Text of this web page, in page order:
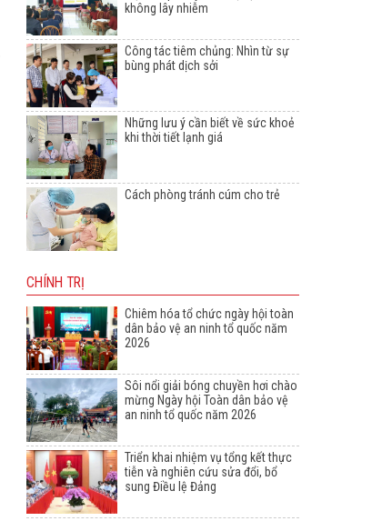
không lây nhiễm
Công tác tiêm chủng: Nhìn từ sự
bùng phát dịch sởi
Những lưu ý cần biết về sức khoẻ
khi thời tiết lạnh giá
Cách phòng tránh cúm cho trẻ
CHÍNH TRỊ
Chiêm hóa tổ chức ngày hội toàn
dân bảo vệ an ninh tổ quốc năm
2026
Sôi nổi giải bóng chuyền hơi chào
mừng Ngày hội Toàn dân bảo vệ
an ninh tổ quốc năm 2026
Triển khai nhiệm vụ tổng kết thực
tiễn và nghiên cứu sửa đổi, bổ
sung Điều lệ Đảng